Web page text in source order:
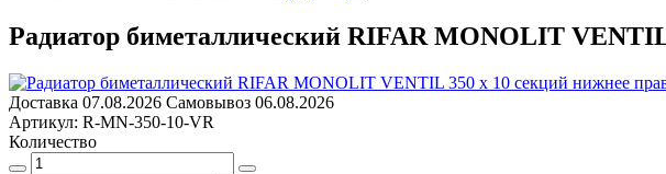
Радиатор биметаллический RIFAR MONOLIT
Доставка 07.08.2026 Самовывоз 06.08.2026
Артикул: R-MN-350-10-VR
Количество